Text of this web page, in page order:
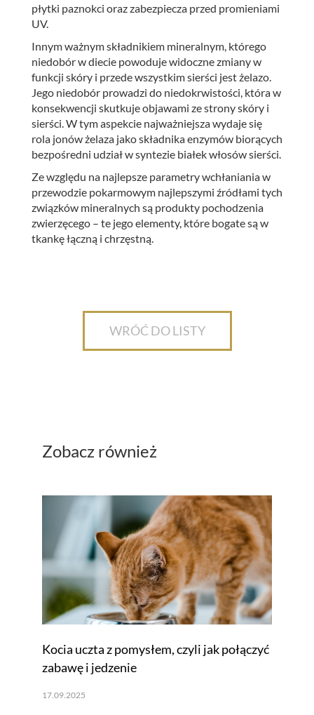
płytki paznokci oraz zabezpiecza przed promieniami
UV.
Innym ważnym składnikiem mineralnym, którego
niedobór w diecie powoduje widoczne zmiany w
funkcji skóry i przede wszystkim sierści jest żelazo.
Jego niedobór prowadzi do niedokrwistości, która w
konsekwencji skutkuje objawami ze strony skóry i
sierści. W tym aspekcie najważniejsza wydaje się
rola jonów żelaza jako składnika enzymów biorących
bezpośredni udział w syntezie białek włosów sierści.
Ze względu na najlepsze parametry wchłaniania w
przewodzie pokarmowym najlepszymi źródłami tych
związków mineralnych są produkty pochodzenia
zwierzęcego – te jego elementy, które bogate są w
tkankę łączną i chrzęstną.
WRÓĆ DO LISTY
Zobacz również
Kocia uczta z pomysłem, czyli jak połączyć
zabawę i jedzenie
17.09.2025